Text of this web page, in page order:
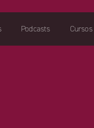
Podcasts Cursos